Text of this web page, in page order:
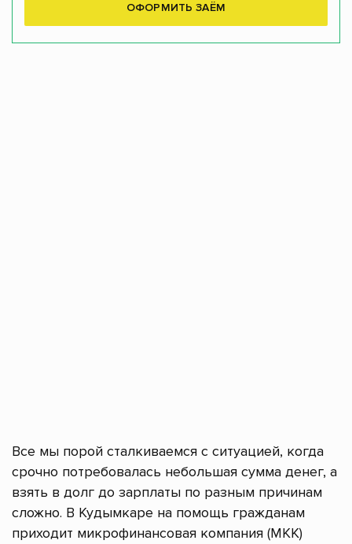
ОФОРМИТЬ ЗАЁМ
Все мы порой сталкиваемся с ситуацией, когда
срочно потребовалась небольшая сумма денег, а
взять в долг до зарплаты по разным причинам
сложно. В Кудымкаре на помощь гражданам
приходит микрофинансовая компания (МКК)